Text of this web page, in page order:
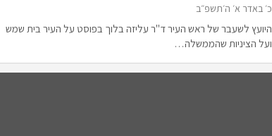
כ׳ באדר א׳ ה׳תשפ״ב
היועץ לשעבר של ראש העיר ד"ר עליזה בלוך בפוסט על העיר בית שמש
ועל הציניות שהממשלה…